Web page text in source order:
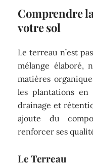
Comprendre
votre sol
Le terreau n’est
mélange élaboré,
matières
les plantations
drainage et
ajoute du
renforcer ses
Le Terreau